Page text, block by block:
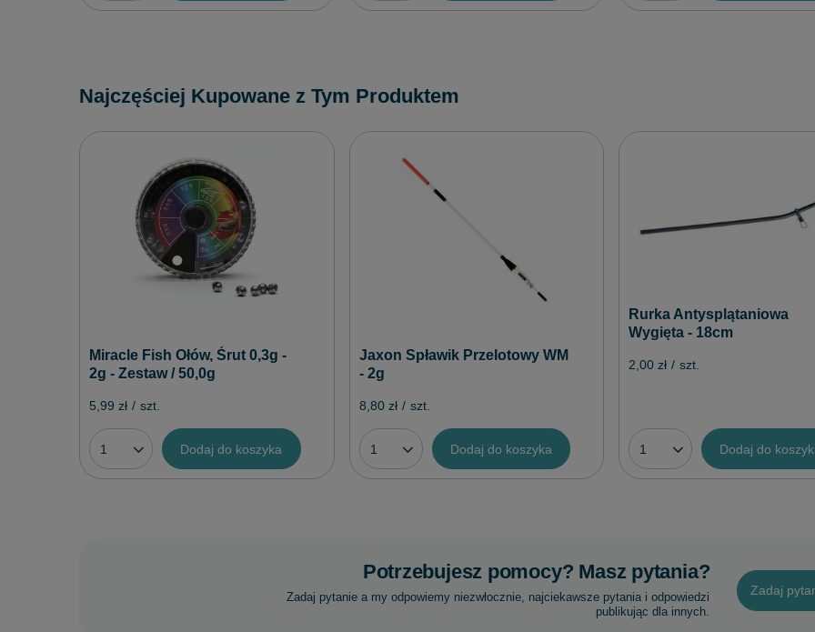
Najczęściej Kupowane z Tym Produktem
Miracle Fish Ołów, Śrut 0,3g -
2g - Zestaw / 50,0g
5,99 zł / szt.
Dodaj do koszyka
Jaxon Spławik Przelotowy WM
- 2g
8,80 zł / szt.
Dodaj do koszyka
Rurka Antysplątaniowa
Wygięta - 18cm
2,00 zł / szt.
Dodaj do
Potrzebujesz pomocy? Masz pytania?
Zadaj pytanie a my odpowiemy niezwłocznie, najciekawsze pytania i odpowiedzi
publikując dla innych.
Zadaj